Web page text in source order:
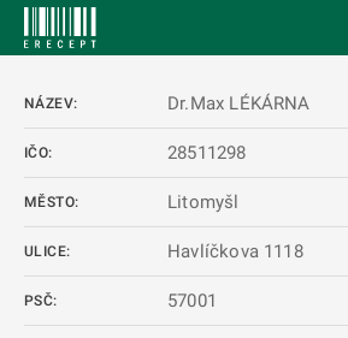
NÁZEV: Dr.Max LÉKÁRNA
IČO: 28511298
MĚSTO: Litomyšl
ULICE: Havlíčkova 1118
PSČ: 57001